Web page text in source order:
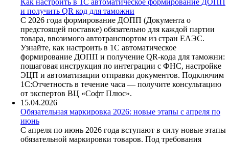
и получить QR код для таможни
С 2026 года формирование ДОПП (Документа о
предстоящей поставке) обязательно для каждой партии
товара, ввозимого автотранспортом из стран ЕАЭС.
Узнайте, как настроить в 1С автоматическое
формирование ДОПП и получение QR-кода для таможни:
пошаговая инструкция по интеграции с ФНС, настройке
ЭЦП и автоматизации отправки документов. Подключим
1С:Отчетность в течение часа — получите консультацию
от экспертов ВЦ «Софт Плюс».
15.04.2026
Обязательная маркировка 2026: новые этапы с апреля по
июнь
С апреля по июнь 2026 года вступают в силу новые этапы
обязательной маркировки товаров. Под требования